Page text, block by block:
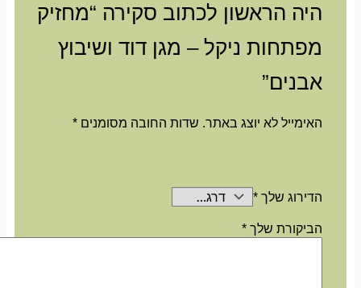
היה הראשון לכתוב סקירה “מחזיק
מפתחות ניקל – מגן דוד ושיבוץ
אבנים”
האימייל לא יוצג באתר. שדות החובה מסומנים*
הדירוג שלך*
הביקורת שלך*